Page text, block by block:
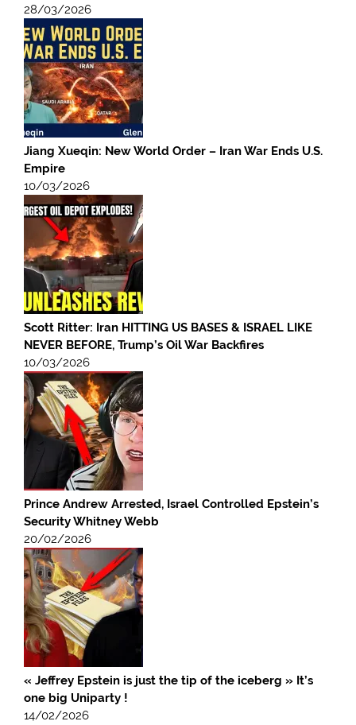
28/03/2026
Jiang Xueqin: New World Order – Iran War Ends U.S.
Empire
10/03/2026
Scott Ritter: Iran HITTING US BASES & ISRAEL LIKE
NEVER BEFORE, Trump’s Oil War Backfires
10/03/2026
Prince Andrew Arrested, Israel Controlled Epstein’s
Security Whitney Webb
20/02/2026
« Jeffrey Epstein is just the tip of the iceberg » It’s
one big Uniparty !
14/02/2026